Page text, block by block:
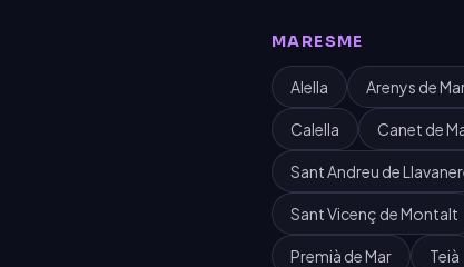
MARESME
Alella Arenys de
Calella Canet de
Sant Andreu de
Sant Vicenç de Montalt
Premià de Mar Teià